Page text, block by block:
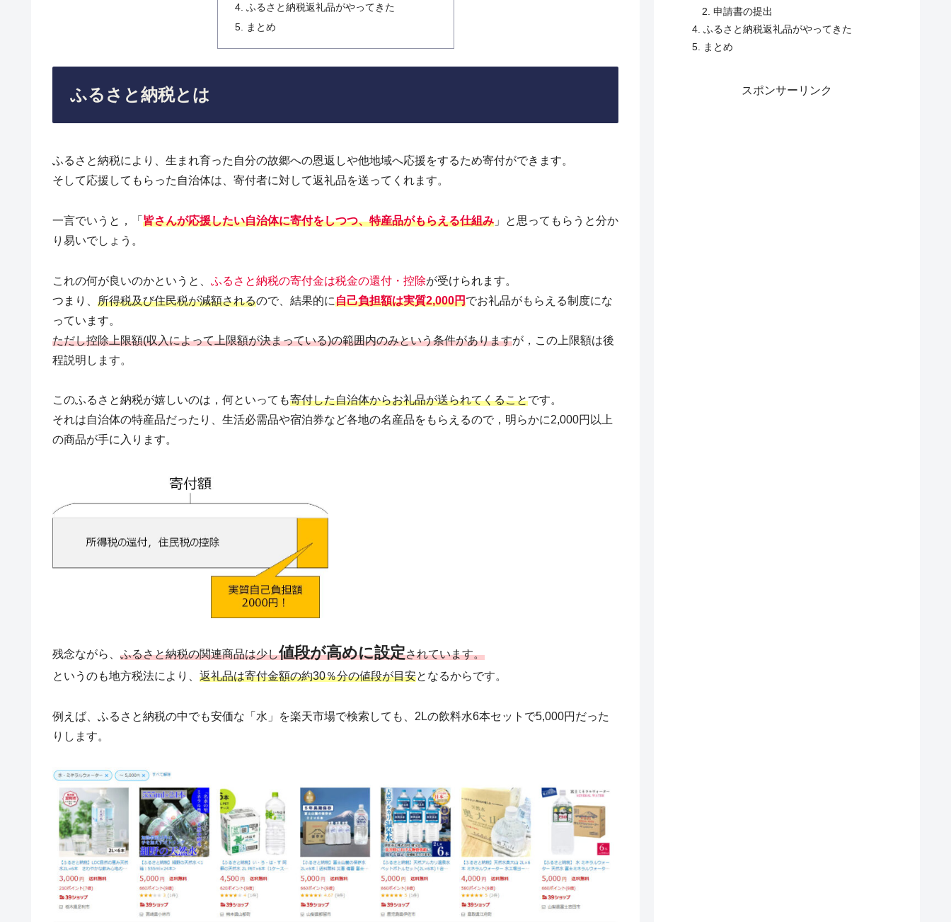
ふるさと納税返礼品がやってきた
まとめ
ふるさと納税とは
ふるさと納税により、生まれ育った自分の故郷への恩返しや他地域へ応援をするため寄付ができます。
そして応援してもらった自治体は、寄付者に対して返礼品を送ってくれます。
一言でいうと，「 皆さんが応援したい自治体に寄付をしつつ、特産品がもらえる仕組み 」と思ってもらうと分か
り易いでしょう。
これの何が良いのかというと、 ふるさと納税の寄付金は税金の還付・控除が受けられます。
つまり、 所得税及び住民税が減額されるので、結果的に自己負担額は実質2,000円でお礼品がもらえる制度にな
っています。
ただし控除上限額(収入によって上限額が決まっている)の範囲内のみという条件がありますが，この上限額は後
程説明します。
このふるさと納税が嬉しいのは，何といっても寄付した自治体からお礼品が送られてくることです。
それは自治体の特産品だったり、生活必需品や宿泊券など各地の名産品をもらえるので，明らかに2,000円以上
の商品が手に入ります。
残念ながら、 ふるさと納税の関連商品は少し値段が高めに設定されています。
というのも地方税法により、 返礼品は寄付金額の約30％分の値段が目安となるからです。
例えば、ふるさと納税の中でも安価な「水」を楽天市場で検索しても、2Lの飲料水6本セットで5,000円だった
りします。
申請書の提出
ふるさと納税返礼品がやってきた
まとめ
スポンサーリンク